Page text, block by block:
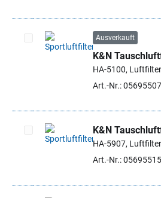
Artikel auswählen
Ausverkauft
K&N
HA-5100,
Art.-Nr.: 05695507
Artikel auswählen
K&N
HA-5907,
Art.-Nr.: 05695515